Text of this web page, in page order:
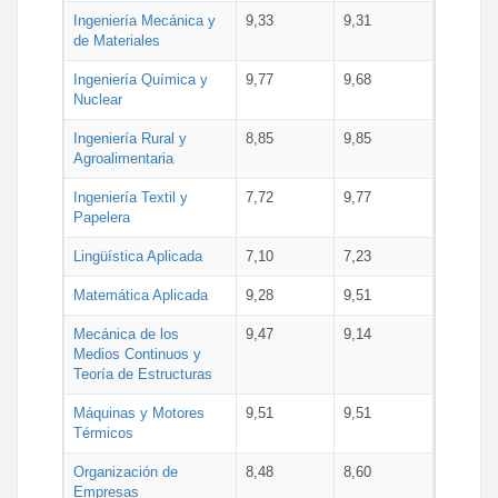
Ingeniería Mecánica y
de Materiales
9,33 9,31
Ingeniería Química y
Nuclear
9,77 9,68
Ingeniería Rural y
Agroalimentaria
8,85 9,85
Ingeniería Textil y
Papelera
7,72 9,77
Lingüística Aplicada 7,10 7,23
Matemática Aplicada 9,28 9,51
Mecánica de los
Medios Continuos y
Teoría de Estructuras
9,47 9,14
Máquinas y Motores
Térmicos
9,51 9,51
Organización de
Empresas
8,48 8,60